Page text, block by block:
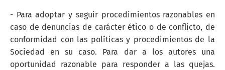
- Para adoptar y seguir procedimientos razonables en
caso de denuncias de carácter ético o de conflicto, de
conformidad con las políticas y procedimientos de la
Sociedad en su caso. Para dar a los autores una
oportunidad razonable para responder a las quejas.